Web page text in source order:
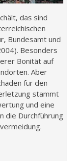
das sind
Bundesamt und
Besonders
Bonität auf
Aber
für den
stammt
und eine
die Durchführung